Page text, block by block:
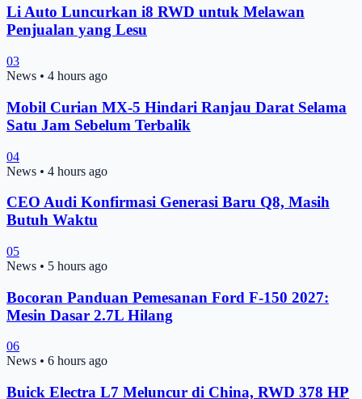
Li Auto Luncurkan i8 RWD untuk Melawan
Penjualan yang Lesu
03
News • 4 hours ago
Mobil Curian MX-5 Hindari Ranjau Darat Selama
Satu Jam Sebelum Terbalik
04
News • 4 hours ago
CEO Audi Konfirmasi Generasi Baru Q8, Masih
Butuh Waktu
05
News • 5 hours ago
Bocoran Panduan Pemesanan Ford F-150 2027:
Mesin Dasar 2.7L Hilang
06
News • 6 hours ago
Buick Electra L7 Meluncur di China, RWD 378 HP